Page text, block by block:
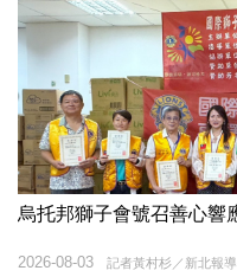
烏托邦獅子會號召善心
記者黃村杉／新北報導
2026-08-03